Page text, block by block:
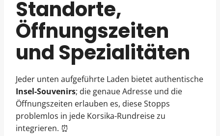
Standorte,
Öffnungszeiten
und Spezialitäten
Jeder unten aufgeführte Laden bietet authentische
Insel-Souvenirs; die genaue Adresse und die
Öffnungszeiten erlauben es, diese Stopps
problemlos in jede Korsika-Rundreise zu
integrieren. ⏰